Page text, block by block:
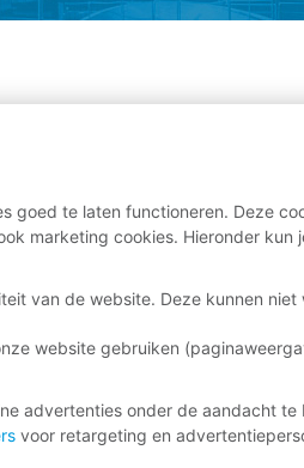
goed te laten functioneren. Deze
marketing cookies. Hieronder
van de website. Deze kunnen niet
website gebruiken
advertenties onder de aandacht
voor retargeting en